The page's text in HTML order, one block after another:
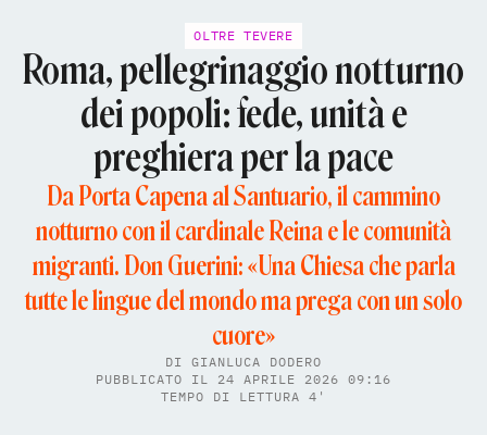
OLTRE TEVERE
Roma, pellegrinaggio notturno
dei popoli: fede, unità e
preghiera per la pace
Da Porta Capena al Santuario, il cammino
notturno con il cardinale Reina e le comunità
migranti. Don Guerini: «Una Chiesa che parla
tutte le lingue del mondo ma prega con un solo
cuore»
DI GIANLUCA DODERO
PUBBLICATO IL 24 APRILE 2026 09:16
TEMPO DI LETTURA 4'